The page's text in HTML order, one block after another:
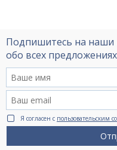
Подпишитесь на наши
обо всех предложениях
Я согласен с пользовательским